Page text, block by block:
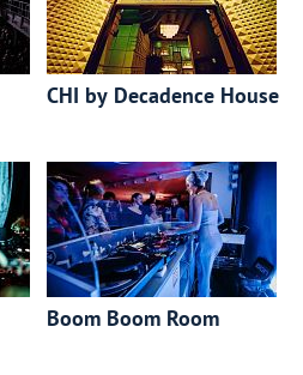
CHI by Decadence House
Boom Boom Room